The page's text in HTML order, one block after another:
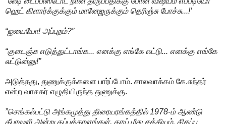
ஹெட் கிளார்க்குக்கும் மானேஜருக்கும் தெரிஞ்சு போச்சு...!’
“ஐயையோ! அப்புறம்?”
“குடைஞ்சு எடுத்துட்டாங்க... எனக்கு எங்கே லட்டு... எனக்கு எங்கே
லட்டுன்னு!”
அடுத்தது, துணுக்குக்களை பார்ப்போம். சாலவாக்கம் கே.சுந்தர்
என்ற வாசகர் எழுதியிருந்த துணுக்கு.
”செங்கல்பட்டு அங்கமுத்து திரையரங்கத்தில் 1978-ம் ஆண்டு
தீபாவளி அன்று தப்புத்தாளங்கள், தாய் மீது சத்தியம், சிகப்பு